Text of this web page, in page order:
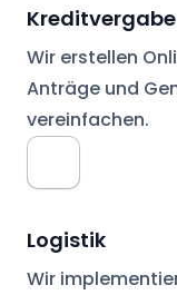
Kreditvergabe
Wir erstellen
Anträge und
vereinfachen.
Logistik
Wir